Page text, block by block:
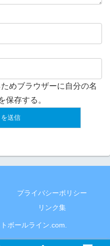
めブラウザーに自分の名
保存する。
プライバシーポリシー
リンク集
ボールライン.com.